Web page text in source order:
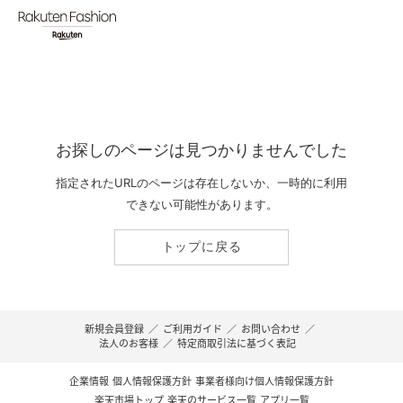
お探しのページは見つかりませんでした
指定されたURLのページは存在しないか、一時的に利用
できない可能性があります。
トップに戻る
新規会員登録 ／ ご利用ガイド ／ お問い合わせ ／
法人のお客様 ／ 特定商取引法に基づく表記
企業情報 個人情報保護方針 事業者様向け個人情報保護方針
楽天市場トップ 楽天のサービス一覧 アプリ一覧